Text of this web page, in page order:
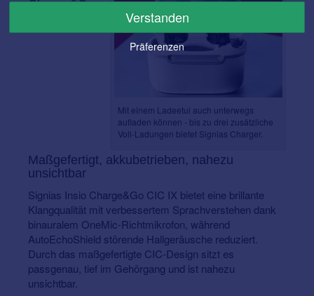
Mit einem Ladeetui auch unterwegs
aufladen können - bis zu drei zusätzliche
Voll-Ladungen bietet Signias Charger.
Charge&Go
Maßgefertigt, akkubetrieben, nahezu
unsichtbar
Signias Insio Charge&Go CIC IX bietet eine brillante
Klangqualität mit verbessertem Sprachverstehen dank
binauralem OneMic-Richtmikrofon, während
AutoEchoShield störende Hallgeräusche reduziert.
Durch das maßgefertigte CIC-Design sitzt es
passgenau, tief im Gehörgang und ist nahezu
unsichtbar.
Verstanden
Präferenzen